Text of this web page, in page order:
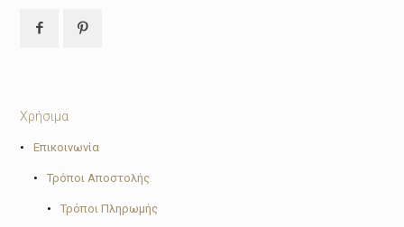
Χρήσιμα
• Επικοινωνία
• Τρόποι Αποστολής
• Τρόποι Πληρωμής